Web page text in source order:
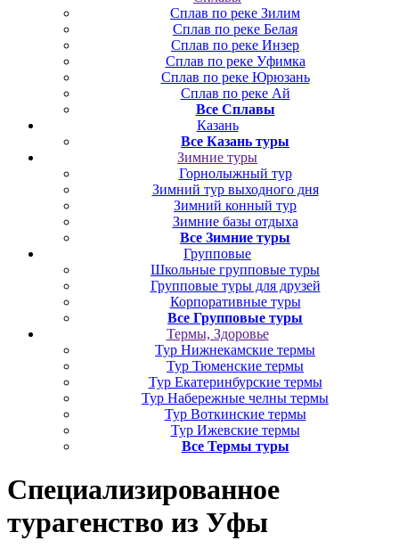
Сплав по реке Зилим
Сплав по реке Белая
Сплав по реке Инзер
Сплав по реке Уфимка
Сплав по реке Юрюзань
Сплав по реке Ай
Все Сплавы
Казань
Все Казань туры
Зимние туры
Горнолыжный тур
Зимний тур выходного дня
Зимний конный тур
Зимние базы отдыха
Все Зимние туры
Групповые
Школьные групповые туры
Групповые туры для друзей
Корпоративные туры
Все Групповые туры
Термы, Здоровье
Тур Нижнекамские термы
Тур Тюменские термы
Тур Екатеринбурские термы
Тур Набережные челны термы
Тур Воткинские термы
Тур Ижевские термы
Все Термы туры
Специализированное
турагенство из Уфы